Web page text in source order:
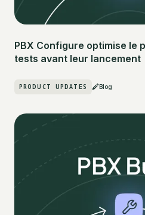
PBX Configure optimise le
tests avant leur lancement
PRODUCT UPDATES Blog